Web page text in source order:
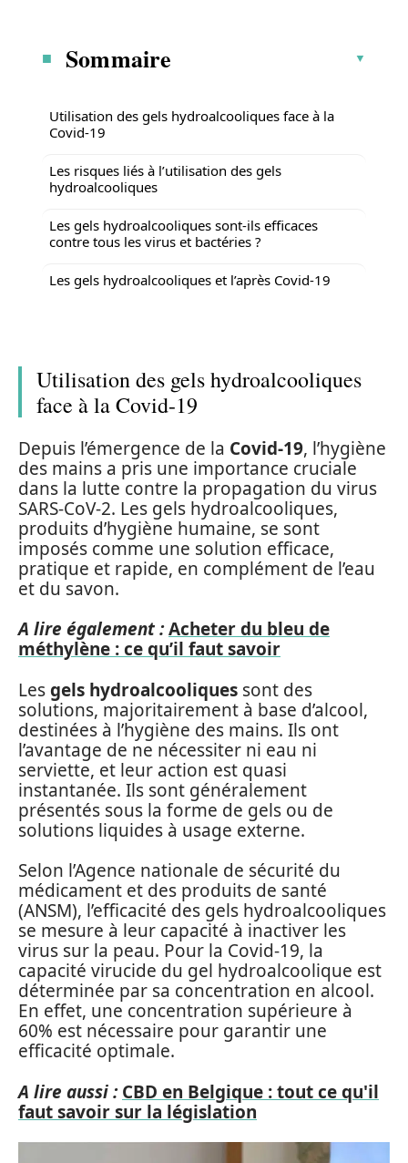
Sommaire
Utilisation des gels hydroalcooliques face à la
Covid-19
Les risques liés à l’utilisation des gels
hydroalcooliques
Les gels hydroalcooliques sont-ils efficaces
contre tous les virus et bactéries ?
Les gels hydroalcooliques et l’après Covid-19
Utilisation des gels hydroalcooliques
face à la Covid-19
Depuis l’émergence de la Covid-19, l’hygiène
des mains a pris une importance cruciale
dans la lutte contre la propagation du virus
SARS-CoV-2. Les gels hydroalcooliques,
produits d’hygiène humaine, se sont
imposés comme une solution efficace,
pratique et rapide, en complément de l’eau
et du savon.
A lire également :Acheter du bleu de
méthylène : ce qu’il faut savoir
Lesgels hydroalcooliques sont des
solutions, majoritairement à base d’alcool,
destinées à l’hygiène des mains. Ils ont
l’avantage de ne nécessiter ni eau ni
serviette, et leur action est quasi
instantanée. Ils sont généralement
présentés sous la forme de gels ou de
solutions liquides à usage externe.
Selon l’Agence nationale de sécurité du
médicament et des produits de santé
(ANSM), l’efficacité des gels hydroalcooliques
se mesure à leur capacité à inactiver les
virus sur la peau. Pour la Covid-19, la
capacité virucide du gel hydroalcoolique est
déterminée par sa concentration en alcool.
En effet, une concentration supérieure à
60% est nécessaire pour garantir une
efficacité optimale.
A lire aussi : CBD en Belgique : tout ce qu'il
faut savoir sur la législation